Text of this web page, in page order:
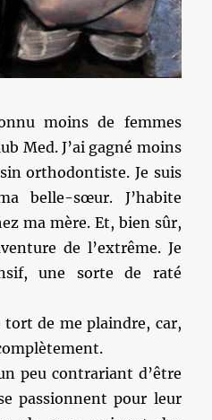
moins de femmes
Med. J’ai gagné moins
orthodontiste. Je suis
belle-sœur. J’habite
ma mère. Et, bien sûr,
de l’extrême. Je
une sorte de raté
tort de me plaindre, car,
peu contrariant d’être
passionnent pour leur